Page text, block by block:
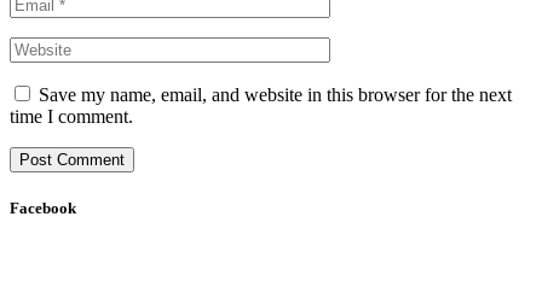
Save my name, email, and website in this browser for the next
time I comment.
Facebook